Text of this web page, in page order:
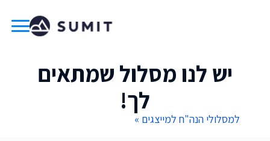
יש לנו מסלול שמתאים
לך!
למסלולי הנה"ח למייצגים »